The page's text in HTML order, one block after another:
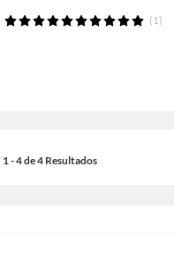
(1)
1 - 4 de 4 Resultados